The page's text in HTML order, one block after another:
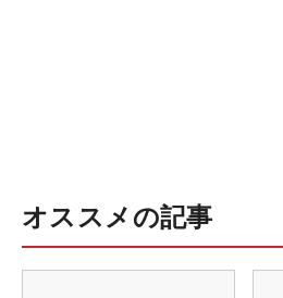
オススメの記事